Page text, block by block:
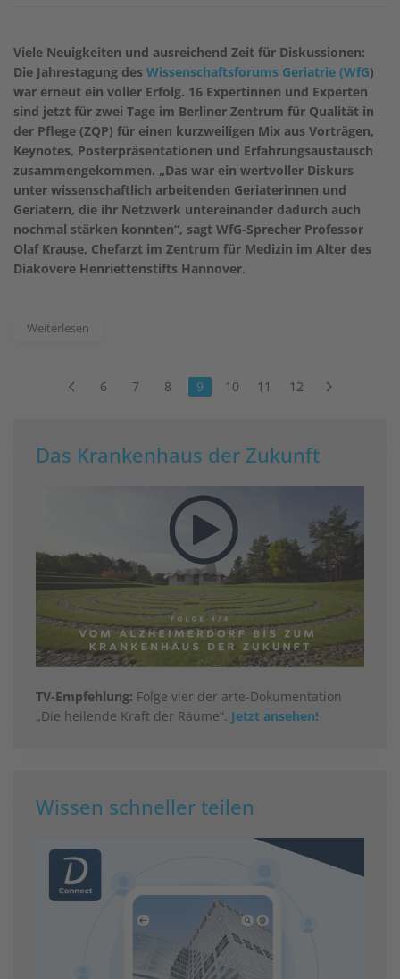
Viele Neuigkeiten und ausreichend Zeit für Diskussionen:
Die Jahrestagung des Wissenschaftsforums Geriatrie (WfG)
war erneut ein voller Erfolg. 16 Expertinnen und Experten
sind jetzt für zwei Tage im Berliner Zentrum für Qualität in
der Pflege (ZQP) für einen kurzweiligen Mix aus Vorträgen,
Keynotes, Posterpräsentationen und Erfahrungsaustausch
zusammengekommen. „Das war ein wertvoller Diskurs
unter wissenschaftlich arbeitenden Geriaterinnen und
Geriatern, die ihr Netzwerk untereinander dadurch auch
nochmal stärken konnten“, sagt WfG-Sprecher Professor
Olaf Krause, Chefarzt im Zentrum für Medizin im Alter des
Diakovere Henriettenstifts Hannover.
Weiterlesen
6 7 8 9 10 11 12
Das Krankenhaus der Zukunft
TV-Empfehlung: Folge vier der arte-Dokumentation
„Die heilende Kraft der Räume“. Jetzt ansehen!
Wissen schneller teilen